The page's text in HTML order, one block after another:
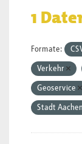
1
Formate:
Verkehr
Geoservice
Stadt Aachen